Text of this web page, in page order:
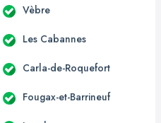
Vèbre
Les Cabannes
Carla-de-Roquefort
Fougax-et-Barrineuf